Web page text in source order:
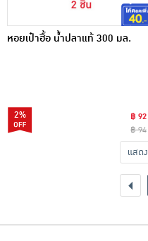
หอยเป๋าฮื้อ น้ำปลาแท้ 300 มล.
2%
฿ 92
฿ 94
แสดง